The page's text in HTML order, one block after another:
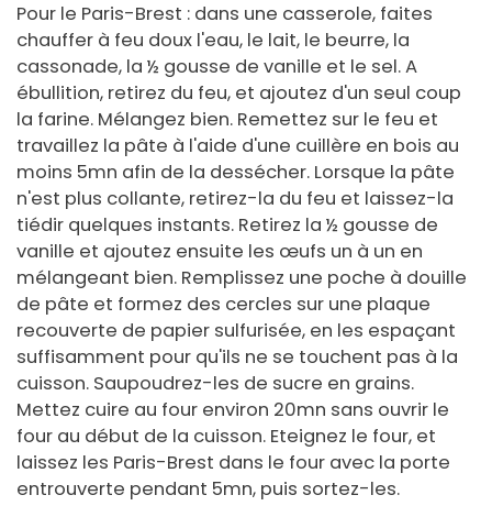
Pour le Paris-Brest : dans une casserole, faites
chauffer à feu doux l'eau, le lait, le beurre, la
cassonade, la ½ gousse de vanille et le sel. A
ébullition, retirez du feu, et ajoutez d'un seul coup
la farine. Mélangez bien. Remettez sur le feu et
travaillez la pâte à l'aide d'une cuillère en bois au
moins 5mn afin de la dessécher. Lorsque la pâte
n'est plus collante, retirez-la du feu et laissez-la
tiédir quelques instants. Retirez la ½ gousse de
vanille et ajoutez ensuite les œufs un à un en
mélangeant bien. Remplissez une poche à douille
de pâte et formez des cercles sur une plaque
recouverte de papier sulfurisée, en les espaçant
suffisamment pour qu'ils ne se touchent pas à la
cuisson. Saupoudrez-les de sucre en grains.
Mettez cuire au four environ 20mn sans ouvrir le
four au début de la cuisson. Eteignez le four, et
laissez les Paris-Brest dans le four avec la porte
entrouverte pendant 5mn, puis sortez-les.